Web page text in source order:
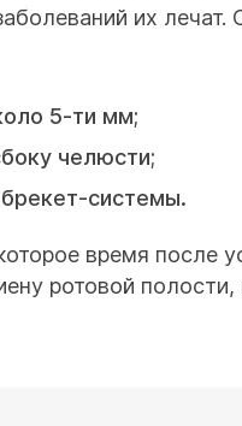
их
5-ти мм;
челюсти;
системы.
время после
ротовой